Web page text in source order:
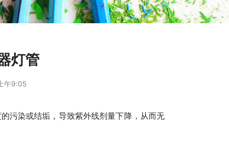
灯管
午9:05
污染或结垢，导致紫外线剂量下降，从而无